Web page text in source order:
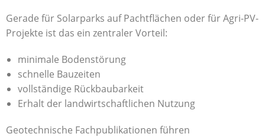
Gerade für Solarparks auf Pachtflächen oder für Agri-PV-
Projekte ist das ein zentraler Vorteil:
minimale Bodenstörung
schnelle Bauzeiten
vollständige Rückbaubarkeit
Erhalt der landwirtschaftlichen Nutzung
Geotechnische Fachpublikationen führen